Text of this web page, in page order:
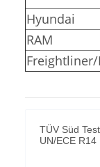
Hyundai
RAM
TÜV Süd
UN/ECE R14